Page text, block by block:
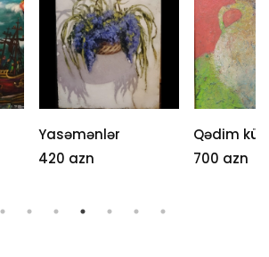
Yasəmənlər
420 azn
Qədim küp
700 azn